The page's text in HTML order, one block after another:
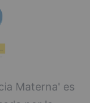
Materna' es